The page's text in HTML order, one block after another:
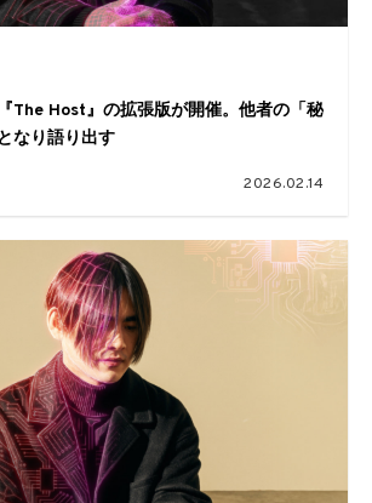
The Host』の拡張版が開催。他者の「秘
なり語り出す
2026.02.14